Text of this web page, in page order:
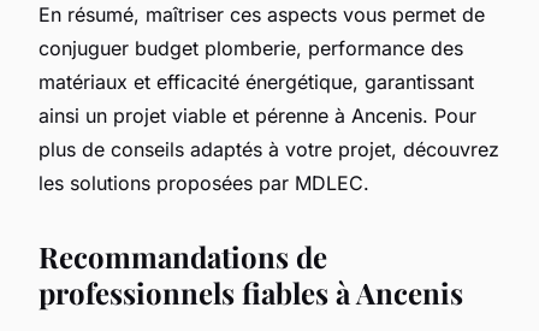
En résumé, maîtriser ces aspects vous permet de
conjuguer budget plomberie, performance des
matériaux et efficacité énergétique, garantissant
ainsi un projet viable et pérenne à Ancenis. Pour
plus de conseils adaptés à votre projet, découvrez
les solutions proposées par MDLEC.
Recommandations de
professionnels fiables à Ancenis